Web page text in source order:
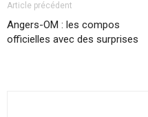
Article précédent
Angers-OM : les compos
officielles avec des surprises